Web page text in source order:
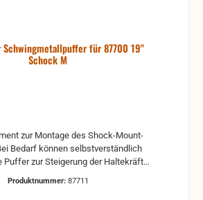
für 87700 19"
Schock M
zur Montage des Shock-Mount-
Puffer zur Steigerung der Haltekräfte
Produktnummer: 87711